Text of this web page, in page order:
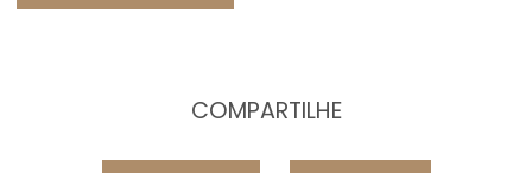
COMPARTILHE